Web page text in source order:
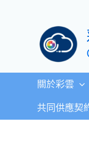
容
關於彩雲
共同供應契